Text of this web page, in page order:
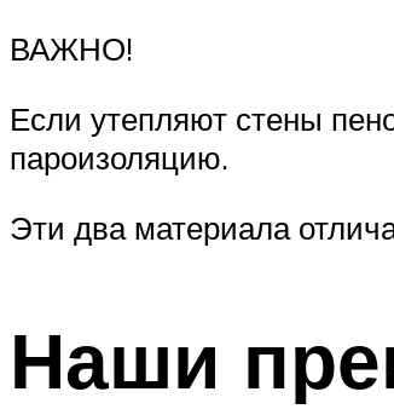
ВАЖНО!
Если утепляют стены
пароизоляцию.
Эти два материала
Наши